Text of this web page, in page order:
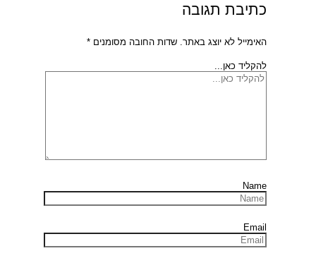
כתיבת תגובה
האימייל לא יוצג באתר. שדות החובה מסומנים *
להקליד כאן...
Name
Email